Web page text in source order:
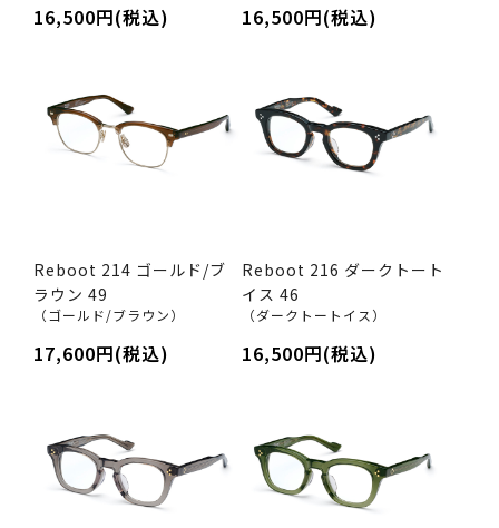
16,500円(税込) 16,500円(税込)
Reboot 214 ゴールド/ブ
ラウン 49
（ゴールド/ブラウン）
17,600円(税込)
Reboot 216 ダークトート
イス 46
（ダークトートイス）
16,500円(税込)